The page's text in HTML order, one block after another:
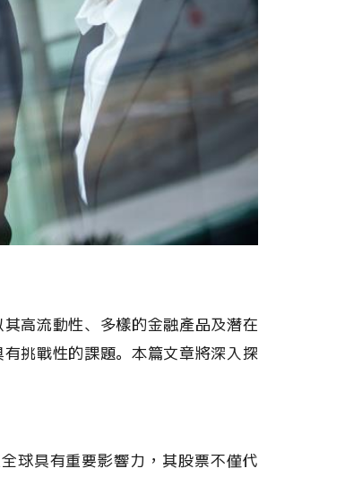
高流動性、多樣的金融產品及潛在
挑戰性的課題。本篇文章將深入探
球具有重要影響力，其股票不僅代